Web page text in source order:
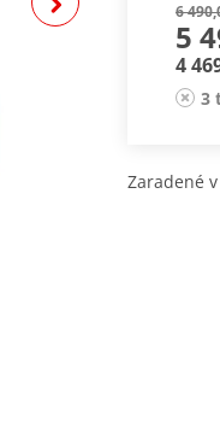
6
5
4
3
Zaradené